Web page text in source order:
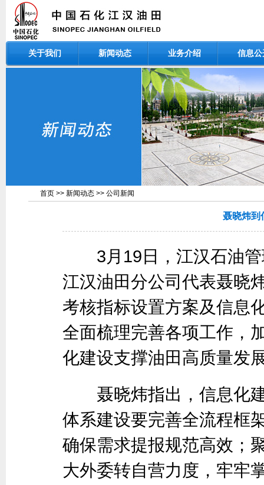
关于我们 新闻动态 业务介绍 信息公
首页 >> 新闻动态 >> 公司新闻
聂晓炜到
3月19日，江汉石油管
江汉油田分公司代表聂晓
考核指标设置方案及信息
全面梳理完善各项工作，
化建设支撑油田高质量发
聂晓炜指出，信息化建
体系建设要完善全流程框
确保需求提报规范高效；
大外委转自营力度，牢牢